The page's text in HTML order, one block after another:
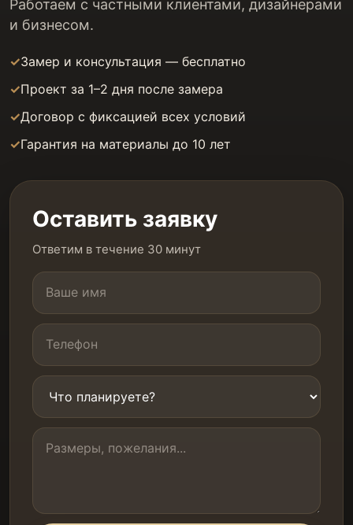
Работаем с частными клиентами, дизайнерами
и бизнесом.
Замер и консультация — бесплатно
Проект за 1–2 дня после замера
Договор с фиксацией всех условий
Гарантия на материалы до 10 лет
Оставить заявку
Ответим в течение 30 минут